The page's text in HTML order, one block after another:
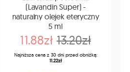
(Lavandin Super) -
naturalny olejek eteryczny
5 ml
11.88zł 13.20zł
Najniższa cena z 30 dni przed obniżką:
11.22zł